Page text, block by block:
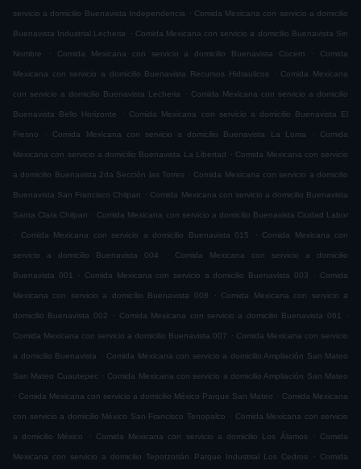
servicio a domicilio Buenavista Independencia . Comida Mexicana con servicio a domicilio
Buenavista Industrial Lecheria . Comida Mexicana con servicio a domicilio Buenavista Sin
Nombre . Comida Mexicana con servicio a domicilio Buenavista Cocem . Comida
Mexicana con servicio a domicilio Buenavista Recursos Hidraulicos . Comida Mexicana
con servicio a domicilio Buenavista Lecheria . Comida Mexicana con servicio a domicilio
Buenavista Bello Horizonte . Comida Mexicana con servicio a domicilio Buenavista El
Fresno . Comida Mexicana con servicio a domicilio Buenavista La Loma . Comida
Mexicana con servicio a domicilio Buenavista La Libertad . Comida Mexicana con servicio
a domicilio Buenavista 2da Sección las Torres . Comida Mexicana con servicio a domicilio
Buenavista San Francisco Chilpan . Comida Mexicana con servicio a domicilio Buenavista
Santa Clara Chilpan . Comida Mexicana con servicio a domicilio Buenavista Ciudad Labor
.
Comida Mexicana con servicio a domicilio Buenavista 015 . Comida Mexicana con
servicio a domicilio Buenavista 004 . Comida Mexicana con servicio a domicilio
Buenavista 001 . Comida Mexicana con servicio a domicilio Buenavista 003 . Comida
Mexicana con servicio a domicilio Buenavista 008 . Comida Mexicana con servicio a
domicilio Buenavista 002 . Comida Mexicana con servicio a domicilio Buenavista 061 .
Comida Mexicana con servicio a domicilio Buenavista 007 . Comida Mexicana con servicio
a domicilio Buenavista . Comida Mexicana con servicio a domicilio Ampliación San Mateo
San Mateo Cuautepec . Comida Mexicana con servicio a domicilio Ampliación San Mateo
. Comida Mexicana con servicio a domicilio México Parque San Mateo . Comida Mexicana
con servicio a domicilio México San Francisco Tenopalco . Comida Mexicana con servicio
a domicilio México . Comida Mexicana con servicio a domicilio Los Álamos . Comida
Mexicana con servicio a domicilio Tepotzotlán Parque Industrial Los Cedros . Comida